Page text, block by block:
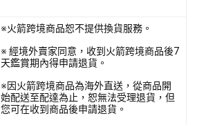
※火箭跨境商品恕不提供換貨服務。
※ 經境外賣家同意，收到火箭跨境商品後7
天鑑賞期內得申請退貨。
※因火箭跨境商品為海外直送，從商品開
始配送至配達為止，恕無法受理退貨，但
您可在收到商品後申請退貨。